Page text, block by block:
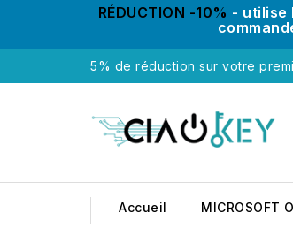
RÉDUCTION -10% - utilise
5% de réduction sur votre
Accueil MICROSOFT